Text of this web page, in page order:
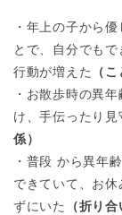
・年上の子から
とで、自分でも
行動が増えた
（
・お散歩時の異
け、手伝ったり見
係）
・普段 から異年
できていて、お
ずにいた
（折り